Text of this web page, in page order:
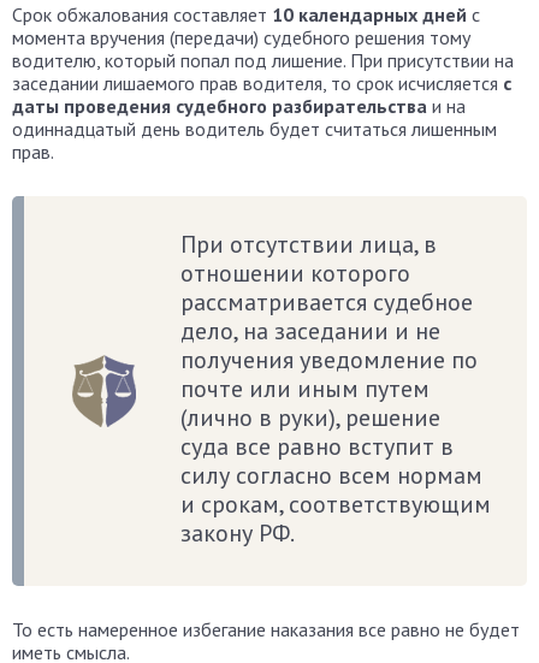
Срок обжалования составляет 10 календарных дней с
момента вручения (передачи) судебного решения тому
водителю, который попал под лишение. При присутствии на
заседании лишаемого прав водителя, то срок исчисляется с
даты проведения судебного разбирательства и на
одиннадцатый день водитель будет считаться лишенным
прав.
При отсутствии лица, в
отношении которого
рассматривается судебное
дело, на заседании и не
получения уведомление по
почте или иным путем
(лично в руки), решение
суда все равно вступит в
силу согласно всем нормам
и срокам, соответствующим
закону РФ.
То есть намеренное избегание наказания все равно не будет
иметь смысла.